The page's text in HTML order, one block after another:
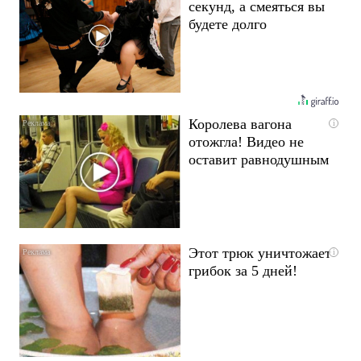
секунд, а смеяться вы
будете долго
i
Королева вагона
отожгла! Видео не
оставит равнодушным
i
Этот трюк уничтожает
грибок за 5 дней!